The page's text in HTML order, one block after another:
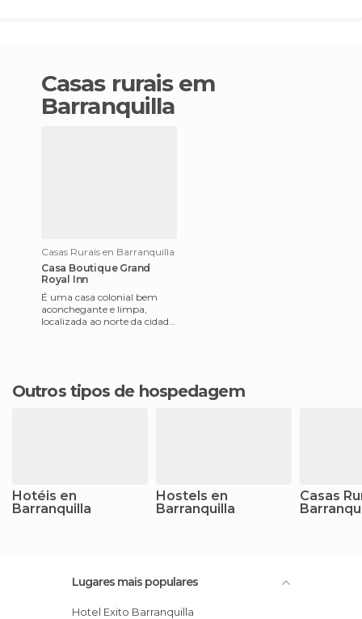
casas rurais em
Barranquilla
Casas Rurais en Barranquilla
Casa Boutique Grand
Royal Inn
É uma casa colonial bem
aconchegante e limpa,
localizada ao norte da cidade
Outros tipos de hospedagem
Hotéis en
Barranquilla
Hostels en
Barranquilla
Casas
Lugares mais populares
Hotel Exito Barranquilla